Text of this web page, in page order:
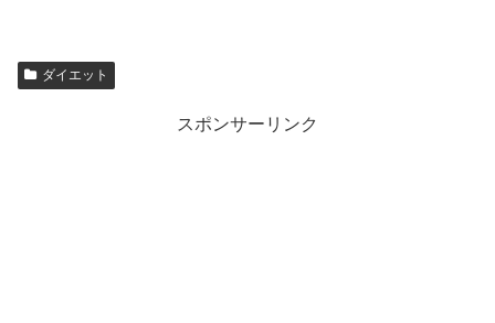
ダイエット
スポンサーリンク